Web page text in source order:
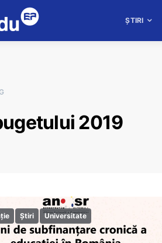
ȘTIRI
2019
Știri Universitate